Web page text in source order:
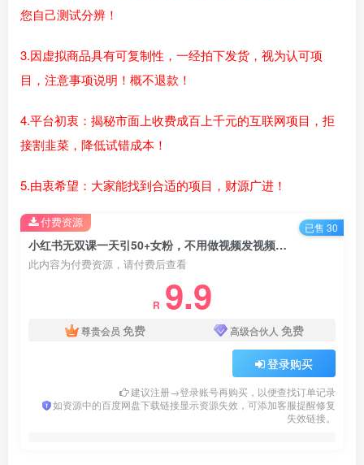
您自己测试分辨！
3.因虚拟商品具有可复制性，一经拍下发货，视为认可项
目，注意事项说明！概不退款！
4.平台初衷：揭秘市面上收费成百上千元的互联网项目，拒
接割韭菜，降低试错成本！
5.由衷希望：大家能找到合适的项目，财源广进！
小红书无双课一天引50+女粉，不用做视频发视频，小白也很容易上手拿到结果
此内容为付费资源，请付费后查看
R 9.9
尊贵会员 免费 高级合伙人 免费
登录购买
建议注册→登录账号再购买，以便查找订单记录
如资源中的百度网盘下载链接显示资源失效，可添加客服提醒修复
失效链接。
付费资源 已售 30